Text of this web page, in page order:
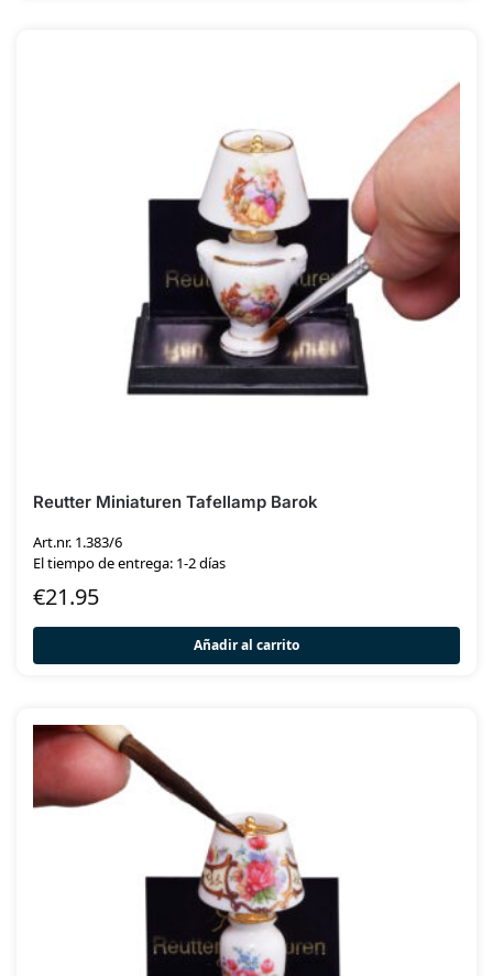
Reutter Miniaturen Tafellamp Barok
Art.nr. 1.383/6
El tiempo de entrega: 1-2 días
€21.95
Añadir al carrito